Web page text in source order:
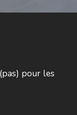
pour les